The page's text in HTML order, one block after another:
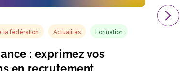
la fédération Actualités Formation
: exprimez vos
en recrutement